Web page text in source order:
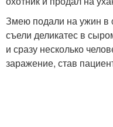
Змею подали на ужин в
съели деликатес в
и сразу несколько
заражение, став